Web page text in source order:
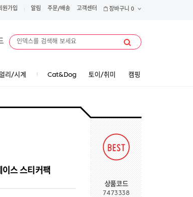
원가입 알림 주문/배송 고객센터 장바구니 0
리/시계 Cat&Dog 토이/취미 캠핑
스 스티커팩
상품코드
7473338